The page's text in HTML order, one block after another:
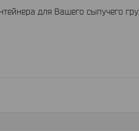
для Вашего сыпучего